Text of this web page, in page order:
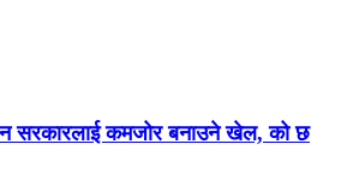
सरकारलाई कमजोर बनाउने खेल, को छ